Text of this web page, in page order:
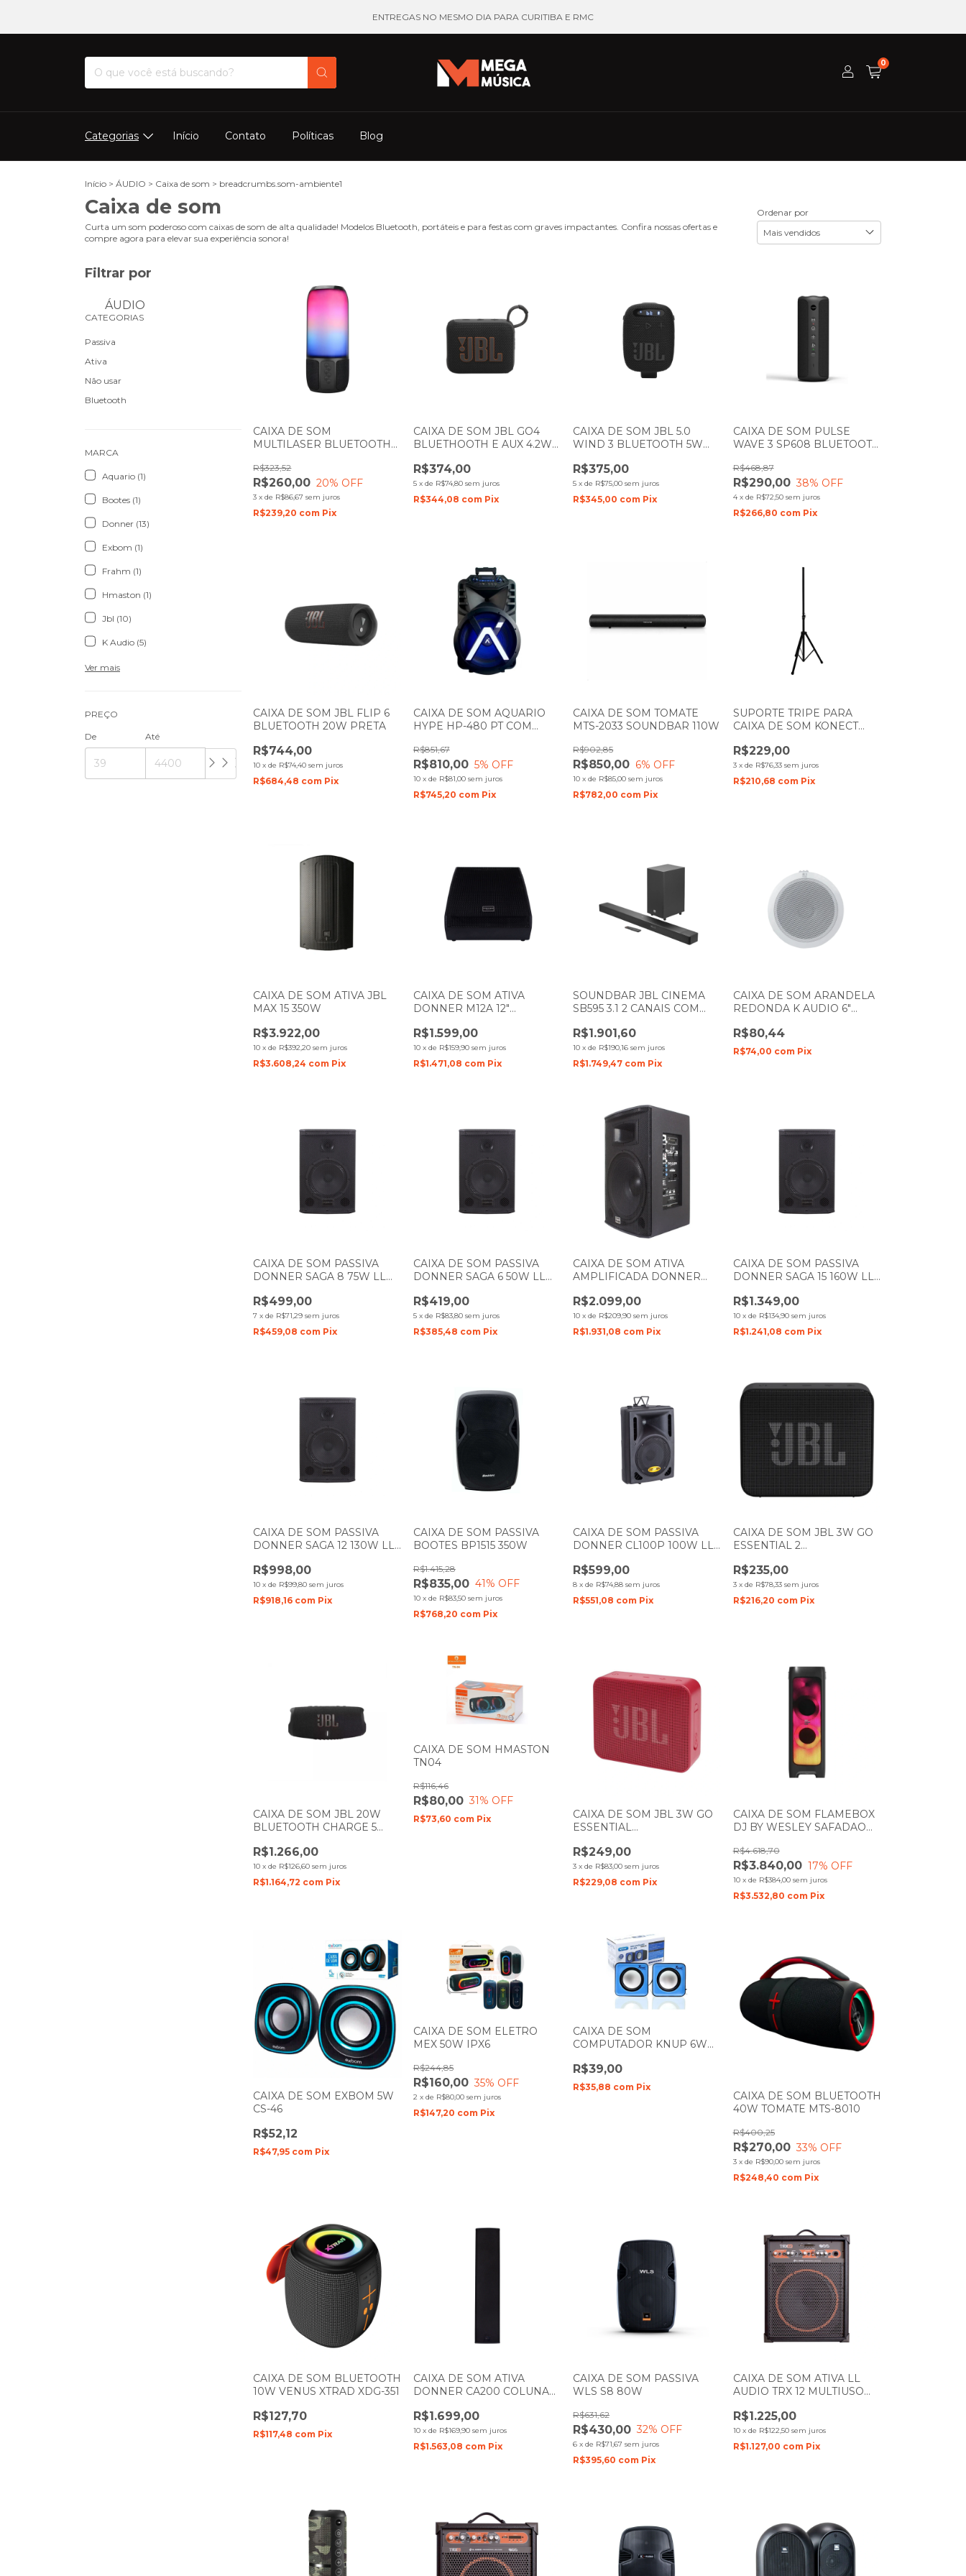
ENTREGAS NO MESMO DIA PARA CURITIBA E RMC
0
Categorias Início Contato Políticas Blog
Início > ÁUDIO > Caixa de som > breadcrumbs.som-ambiente1
Caixa de som
Curta um som poderoso com caixas de som de alta qualidade! Modelos Bluetooth, portáteis e para festas com graves impactantes. Confira nossas ofertas e
compre agora para elevar sua experiência sonora!
Ordenar por
Filtrar por
ÁUDIO
CATEGORIAS
Passiva
Ativa
Não usar
Bluetooth
MARCA
Aquario (1)
Bootes (1)
Donner (13)
Exbom (1)
Frahm (1)
Hmaston (1)
Jbl (10)
K Audio (5)
Ver mais
PREÇO
De Até
CAIXA DE SOM
MULTILASER BLUETOOTH
SP349
R$260,00
R$323,52
20% OFF
3 xde R$86,67 sem juros
R$239,20 com Pix
CAIXA DE SOM JBL GO4
BLUETHOOTH E AUX 4.2W
R$374,00
5 x de R$74,80 sem juros
R$344,08 com Pix
CAIXA DE SOM JBL 5.0
WIND 3 BLUETOOTH 5W
R$375,00
5 xde R$75,00 sem juros
R$345,00 com Pix
CAIXA DE SOM PULSE
WAVE 3 SP608 BLUETOOTH
R$290,00
R$468,87
38% OFF
4 x de R$72,50 sem juros
R$266,80 com Pix
CAIXA DE SOM JBL FLIP 6
BLUETOOTH 20W PRETA
R$744,00
10 xde R$74,40 sem juros
R$684,48 com Pix
CAIXA DE SOM AQUARIO
HYPE HP-480 PT COM
R$810,00
R$851,67
5% OFF
10 x de R$81,00 sem juros
R$745,20 com Pix
CAIXA DE SOM TOMATE
MTS-2033 SOUNDBAR 110W
R$850,00
R$902,85
6% OFF
10 xde R$85,00 sem juros
R$782,00 com Pix
SUPORTE TRIPE PARA
CAIXA DE SOM KONECT
R$229,00
3 x de R$76,33 sem juros
R$210,68 com Pix
CAIXA DE SOM ATIVA JBL
MAX 15 350W
R$3.922,00
10 xde R$392,20 sem juros
R$3.608,24 com Pix
CAIXA DE SOM ATIVA
DONNER M12A 12"
LL AUDIO
R$1.599,00
10 x de R$159,90 sem juros
R$1.471,08 com Pix
SOUNDBAR JBL CINEMA
SB595 3.1 2 CANAIS COM
220W
R$1.901,60
10 xde R$190,16 sem juros
R$1.749,47 com Pix
CAIXA DE SOM ARANDELA
REDONDA K AUDIO 6"
BRANCA
R$80,44
R$74,00 com Pix
CAIXA DE SOM PASSIVA
DONNER SAGA 8 75W LL
R$499,00
7 xde R$71,29 sem juros
R$459,08 com Pix
CAIXA DE SOM PASSIVA
DONNER SAGA 6 50W LL
R$419,00
5 x de R$83,80 sem juros
R$385,48 com Pix
CAIXA DE SOM ATIVA
AMPLIFICADA DONNER
R$2.099,00
10 xde R$209,90 sem juros
R$1.931,08 com Pix
CAIXA DE SOM PASSIVA
DONNER SAGA 15 160W LL
R$1.349,00
10 x de R$134,90 sem juros
R$1.241,08 com Pix
CAIXA DE SOM PASSIVA
DONNER SAGA 12 130W LL
R$998,00
10 xde R$99,80 sem juros
R$918,16 com Pix
CAIXA DE SOM PASSIVA
BOOTES BP1515 350W
R$835,00
R$1.415,28
41% OFF
10 x de R$83,50 sem juros
R$768,20 com Pix
CAIXA DE SOM PASSIVA
DONNER CL100P 100W LL
R$599,00
8 xde R$74,88 sem juros
R$551,08 com Pix
CAIXA DE SOM JBL 3W GO
ESSENTIAL 2
R$235,00
3 x de R$78,33 sem juros
R$216,20 com Pix
CAIXA DE SOM JBL 20W
BLUETOOTH CHARGE 5
R$1.266,00
10 xde R$126,60 sem juros
R$1.164,72 com Pix
CAIXA DE SOM HMASTON
TN04
R$80,00
R$116,46
31% OFF
R$73,60 com Pix
CAIXA DE SOM JBL 3W GO
ESSENTIAL
VERMELHA COM BATERIA
R$249,00
3 xde R$83,00 sem juros
R$229,08 com Pix
CAIXA DE SOM FLAMEBOX
DJ BY WESLEY SAFADAO
R$3.840,00
R$4.618,70
17% OFF
10 x de R$384,00 sem juros
R$3.532,80 com Pix
CAIXA DE SOM EXBOM 5W
CS-46
R$52,12
R$47,95 com Pix
CAIXA DE SOM ELETRO
MEX 50W IPX6
R$160,00
R$244,85
35% OFF
2 x de R$80,00 sem juros
R$147,20 com Pix
CAIXA DE SOM
COMPUTADOR KNUP 6W
R$39,00
R$35,88 com Pix
CAIXA DE SOM BLUETOOTH
40W TOMATE MTS-8010
R$270,00
R$400,25
33% OFF
3 x de R$90,00 sem juros
R$248,40 com Pix
CAIXA DE SOM BLUETOOTH
10W VENUS XTRAD XDG-351
R$127,70
R$117,48 com Pix
CAIXA DE SOM ATIVA
DONNER CA200 COLUNA
R$1.699,00
10 x de R$169,90 sem juros
R$1.563,08 com Pix
CAIXA DE SOM PASSIVA
WLS S8 80W
R$430,00
R$631,62
32% OFF
6 xde R$71,67 sem juros
R$395,60 com Pix
CAIXA DE SOM ATIVA LL
AUDIO TRX 12 MULTIUSO
R$1.225,00
10 x de R$122,50 sem juros
R$1.127,00 com Pix